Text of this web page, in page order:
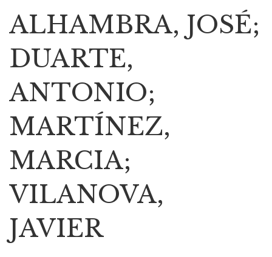
ALHAMBRA, JOSÉ;
DUARTE,
ANTONIO;
MARTÍNEZ,
MARCIA;
VILANOVA,
JAVIER